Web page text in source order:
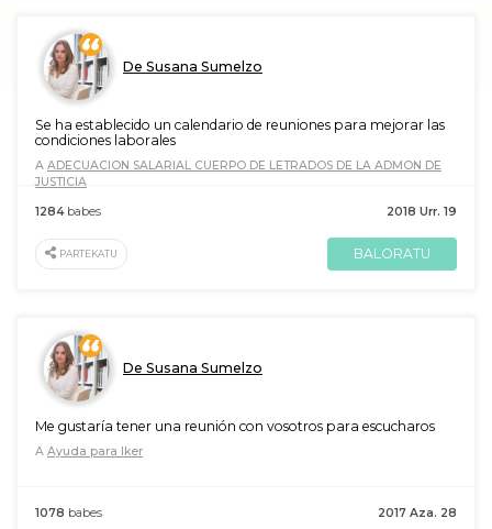
De Susana Sumelzo
Se ha establecido un calendario de reuniones para mejorar las
condiciones laborales
A ADECUACION SALARIAL CUERPO DE LETRADOS DE LA ADMON DE
JUSTICIA
2018 Urr. 19
1284babes
PARTEKATU BALORATU
De Susana Sumelzo
Me gustaría tener una reunión con vosotros para escucharos
A Ayuda para Iker
2017 Aza. 28
1078 babes